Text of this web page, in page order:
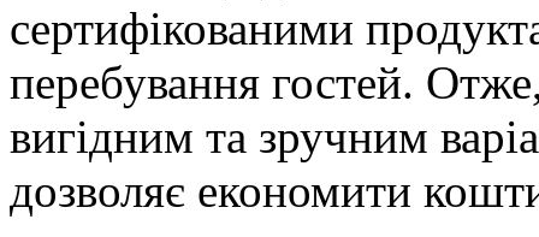
сертифікованими
перебування гостей.
вигідним та зручним
дозволяє економити